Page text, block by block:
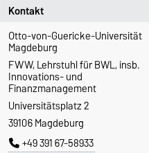
Kontakt
Otto-von-Guericke-Universität
Magdeburg
FWW, Lehrstuhl für BWL, insb.
Innovations- und
Finanzmanagement
Universitätsplatz 2
39106 Magdeburg
+49 391 67-58933